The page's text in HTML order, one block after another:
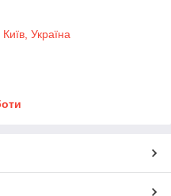
Україна